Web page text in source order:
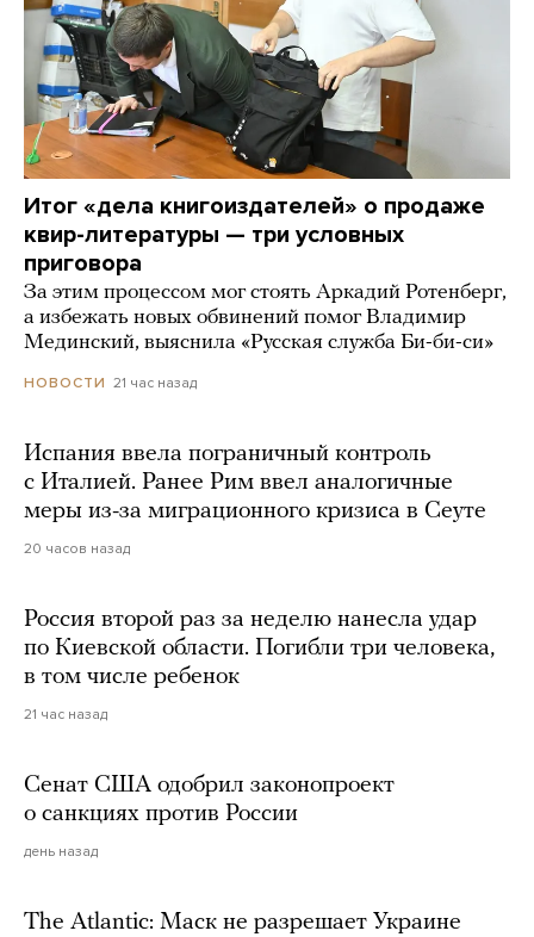
Итог «дела книгоиздателей» о продаже
квир-литературы — три условных
приговора
За этим процессом мог стоять Аркадий Ротенберг,
а избежать новых обвинений помог Владимир
Мединский, выяснила «Русская служба Би-би-си»
НОВОСТИ 21 час назад
Испания ввела пограничный контроль
с Италией. Ранее Рим ввел аналогичные
меры из-за миграционного кризиса в Сеуте
20 часов назад
Россия второй раз за неделю нанесла удар
по Киевской области. Погибли три человека,
в том числе ребенок
21 час назад
Сенат США одобрил законопроект
о санкциях против России
день назад
The Atlantic: Маск не разрешает Украине